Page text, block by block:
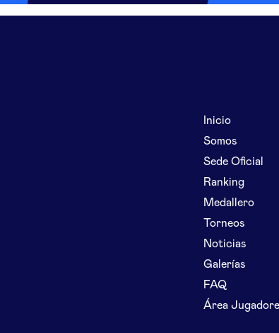
Inicio
Somos
Sede Oficial
Ranking
Medallero
Torneos
Noticias
Galerías
FAQ
Área